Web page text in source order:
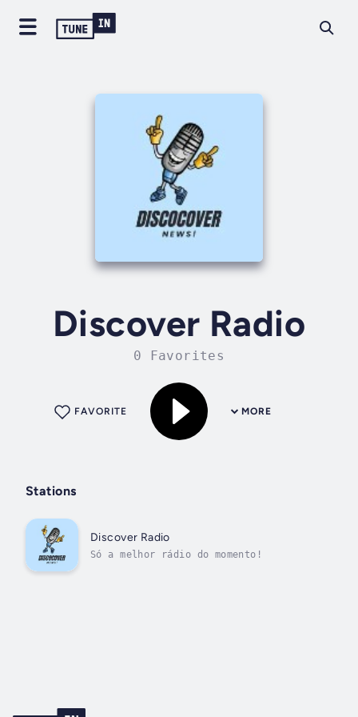
Discover Radio
0 Favorites
MORE
FAVORITE
Stations
Discover Radio
Só a melhor rádio do momento!